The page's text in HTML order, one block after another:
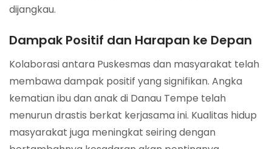
dijangkau.
Dampak Positif dan Harapan ke Depan
Kolaborasi antara Puskesmas dan masyarakat telah
membawa dampak positif yang signifikan. Angka
kematian ibu dan anak di Danau Tempe telah
menurun drastis berkat kerjasama ini. Kualitas hidup
masyarakat juga meningkat seiring dengan